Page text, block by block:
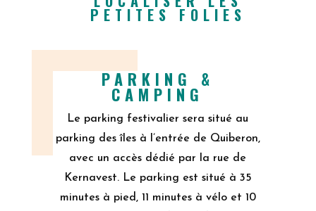
PETITES FOLIES
PARKING &
CAMPING
Le parking festivalier sera situé au
parking des îles à l’entrée de Quiberon,
avec un accès dédié par la rue de
Kernavest. Le parking est situé à 35
minutes à pied, 11 minutes à vélo et 10